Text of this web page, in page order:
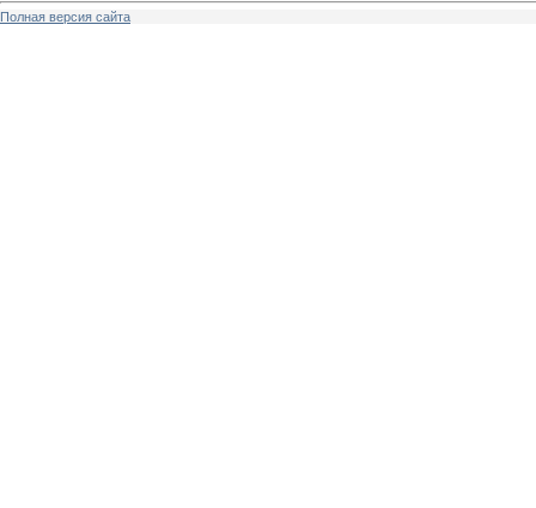
Полная версия сайта